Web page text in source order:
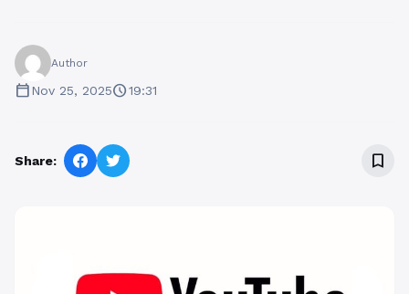
Author
calendar_todayNov 25, 2025schedule19:31
Share: bookmark_border